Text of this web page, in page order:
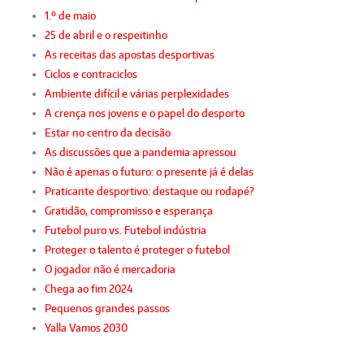
1.º de maio
25 de abril e o respeitinho
As receitas das apostas desportivas
Ciclos e contraciclos
Ambiente difícil e várias perplexidades
A crença nos jovens e o papel do desporto
Estar no centro da decisão
As discussões que a pandemia apressou
Não é apenas o futuro: o presente já é delas
Praticante desportivo: destaque ou rodapé?
Gratidão, compromisso e esperança
Futebol puro vs. Futebol indústria
Proteger o talento é proteger o futebol
O jogador não é mercadoria
Chega ao fim 2024
Pequenos grandes passos
Yalla Vamos 2030